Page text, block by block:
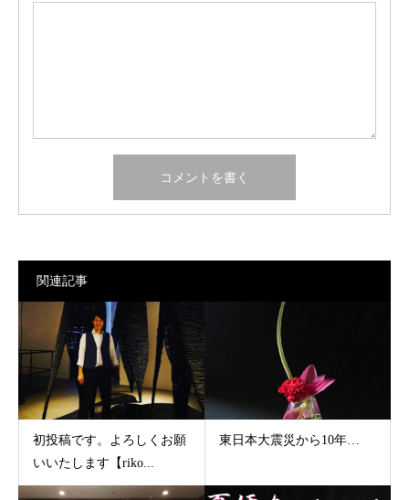
関連記事
初投稿です。よろしくお願
いいたします【riko...
東日本大震災から10年…